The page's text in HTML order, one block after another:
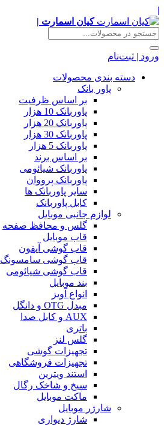
|
کیان اسمارت |
ورود | ثبت‌نام
دسته بندی محصولات
پاور بانک
بر اساس ظرفیت
پاوربانک 10 هزار
پاوربانک 20 هزار
پاوربانک 30 هزار
پاوربانک 5 هزار
بر اساس برند
پاوربانک شیائومی
پاوربانک پرووان
سایر پاوربانک ها
کابل پاوربانک
لوازم جانبی موبایل
گلس و محافظ صفحه
قاب موبایل
قاب گوشی آیفون
قاب گوشی سامسونگ
قاب گوشی شیائومی
بند موبایل
انواع آویز
مبدل OTG و دانگل
AUX و کابل صدا
باتری
گلس لنز
تجهیزات گوشی
تجهیزات فروشگاهی
استند ویترین
سیخ و شاخک رگال
ماکت موبایل
شارژر موبایل
شارژ دیواری